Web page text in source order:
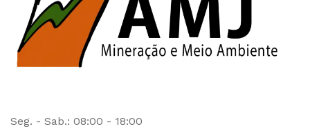
Seg. - Sab.: 08:00 - 18:00